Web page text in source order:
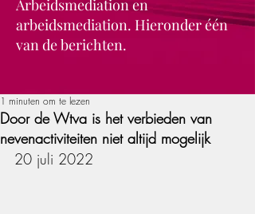
Arbeidsmediation en
arbeidsmediation. Hieronder één
van de berichten.
Door de Wtva is het verbieden van
nevenactiviteiten niet altijd mogelijk
1 minuten om te lezen
20 juli 2022